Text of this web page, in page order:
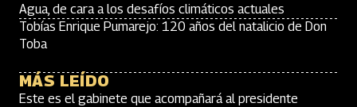
Agua, de cara a los desafíos climáticos actuales
Tobías Enrique Pumarejo: 120 años del natalicio de Don
Toba
MÁS LEÍDO
Este es el gabinete que acompañará al presidente